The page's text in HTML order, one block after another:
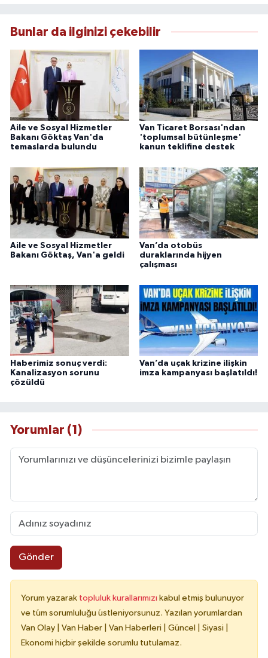
Bunlar da ilginizi çekebilir
Aile ve Sosyal Hizmetler
Bakanı Göktaş Van'da
temaslarda bulundu
Van Ticaret Borsası'ndan
'toplumsal bütünleşme'
kanun teklifine destek
Aile ve Sosyal Hizmetler
Bakanı Göktaş, Van'a geldi
Van’da otobüs
duraklarında hijyen
çalışması
Haberimiz sonuç verdi:
Kanalizasyon sorunu
çözüldü
Van’da uçak krizine ilişkin
imza kampanyası başlatıldı!
Yorumlar (1)
Gönder
Yorum yazarak topluluk kurallarımızı kabul etmiş bulunuyor
ve tüm sorumluluğu üstleniyorsunuz. Yazılan yorumlardan
Van Olay | Van Haber | Van Haberleri | Güncel | Siyasi |
Ekonomi hiçbir şekilde sorumlu tutulamaz.